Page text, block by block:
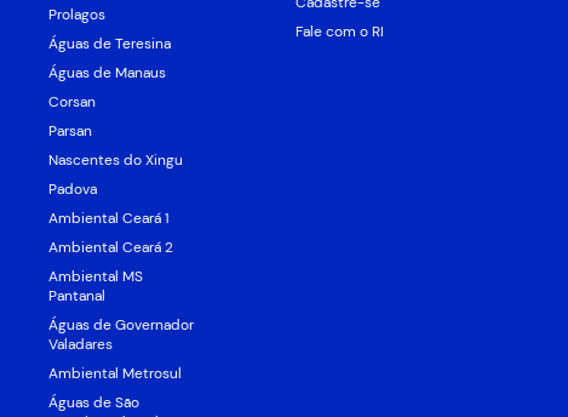
Prolagos
Águas de Teresina
Águas de Manaus
Corsan
Parsan
Nascentes do Xingu
Padova
Ambiental Ceará 1
Ambiental Ceará 2
Ambiental MS
Pantanal
Águas de Governador
Valadares
Ambiental Metrosul
Águas de São
Fale com o RI